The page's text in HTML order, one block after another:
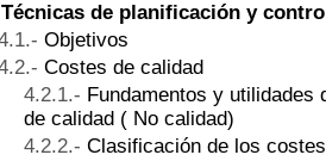
Técnicas de planificación y
Objetivos
Costes de calidad
Fundamentos y utilidades
de calidad ( No calidad)
Clasificación de los